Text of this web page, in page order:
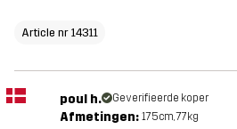
Article nr 14311
poul h. Geverifieerde koper
Afmetingen: 175cm, 77kg